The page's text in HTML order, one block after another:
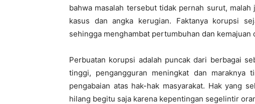
bahwa masalah tersebut tidak pernah surut,
kasus dan angka kerugian. Faktanya korupsi
sehingga menghambat pertumbuhan dan kemajuan
Perbuatan korupsi adalah puncak dari berbagai
tinggi, pengangguran meningkat dan maraknya
pengabaian atas hak-hak masyarakat. Hak yang
hilang begitu saja karena kepentingan segelintir